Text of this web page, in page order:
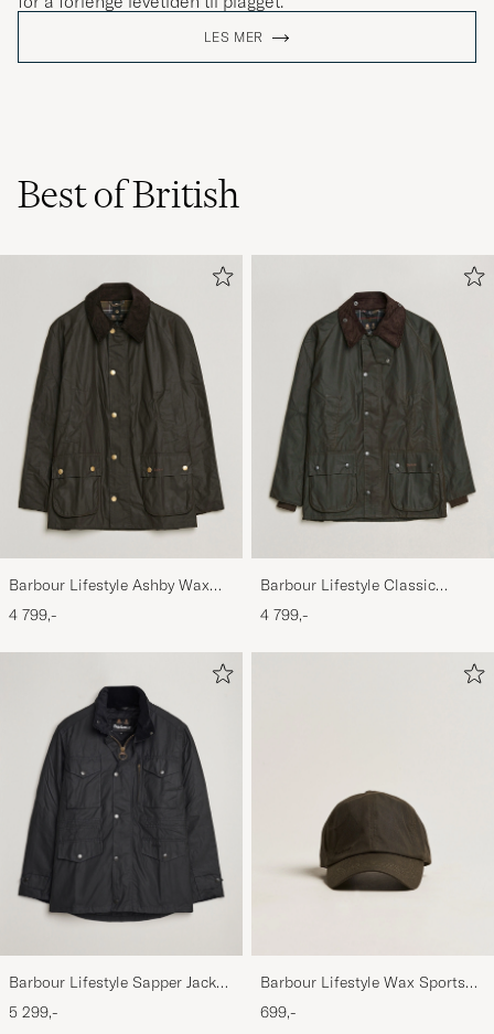
LES MER
Best of British
Barbour Lifestyle Ashby Wax
Jacket Olive
4 799,-
Barbour Lifestyle Classic
Bedale Jacket Olive
4 799,-
Barbour Lifestyle Sapper Jacket
Black
5 299,-
Barbour Lifestyle Wax Sports
Cap Olive
699,-